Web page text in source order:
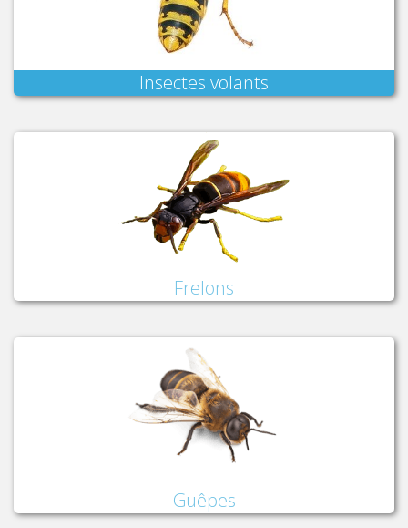
Insectes volants
Frelons
Guêpes